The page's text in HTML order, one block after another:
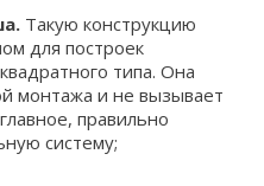
Такую конструкцию
для построек
типа. Она
монтажа и не вызывает
правильно
систему;